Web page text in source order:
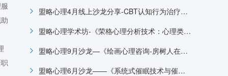
盟略心理4月线上沙龙分享-CBT认知行为治疗在抑郁症治疗中的运用
盟略心理学术坊-《荣格心理分析技术：心理类型在咨询中的临床应用》
盟略心理9月沙龙—《绘画心理咨询-房树人在心理咨询中的临床运用》
盟略心理6月沙龙——《系统式催眠技术与催眠治疗临床应用》